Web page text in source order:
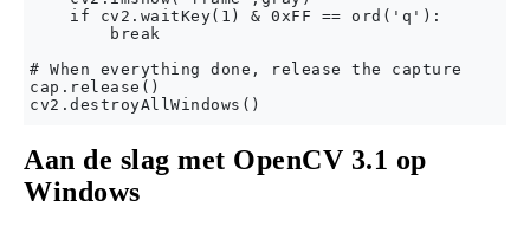
    if cv2.waitKey(1) & 0xFF == ord('q'):
        break
# When everything done, release the capture
cap.release()
Aan de slag met OpenCV 3.1 op
Windows